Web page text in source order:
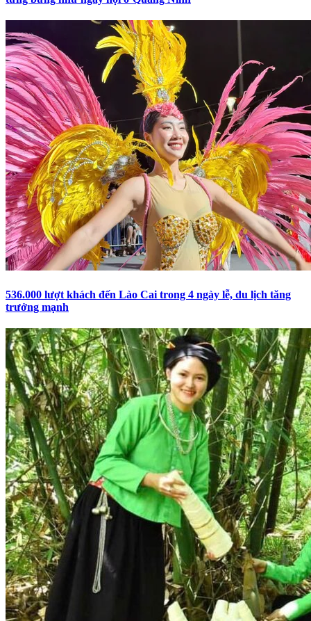
536.000 lượt khách đến Lào Cai trong 4 ngày lễ, du lịch tăng
trưởng mạnh